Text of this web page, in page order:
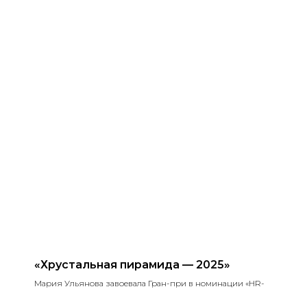
«Хрустальная пирамида — 2025»
Мария Ульянова завоевала Гран-при в номинации «HR-